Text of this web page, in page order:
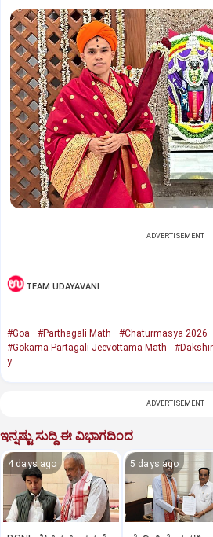
ADVERTISEMENT
TEAM UDAYAVANI
#Goa #Parthagali Math #Chaturmasya 2026
#Gokarna Partagali Jeevottama Math
y
ADVERTISEMENT
ಇನ್ನಷ್ಟು ಸುದ್ದಿ ಈ ವಿಭಾಗದಿಂದ
4 days ago 5 days ago